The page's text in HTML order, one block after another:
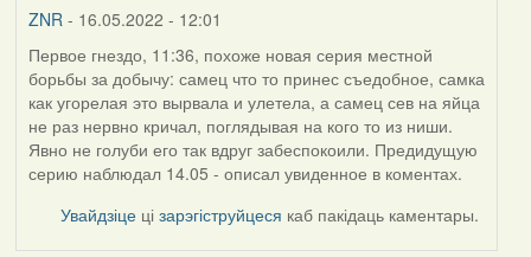
ZNR - 16.05.2022 - 12:01
Первое гнездо, 11:36, похоже новая серия местной
борьбы за добычу: самец что то принес съедобное, самка
как угорелая это вырвала и улетела, а самец сев на яйца
не раз нервно кричал, поглядывая на кого то из ниши.
Явно не голуби его так вдруг забеспокоили. Предидущую
серию наблюдал 14.05 - описал увиденное в коментах.
Увайдзіце цізарэгіструйцеся каб пакідаць каментары.